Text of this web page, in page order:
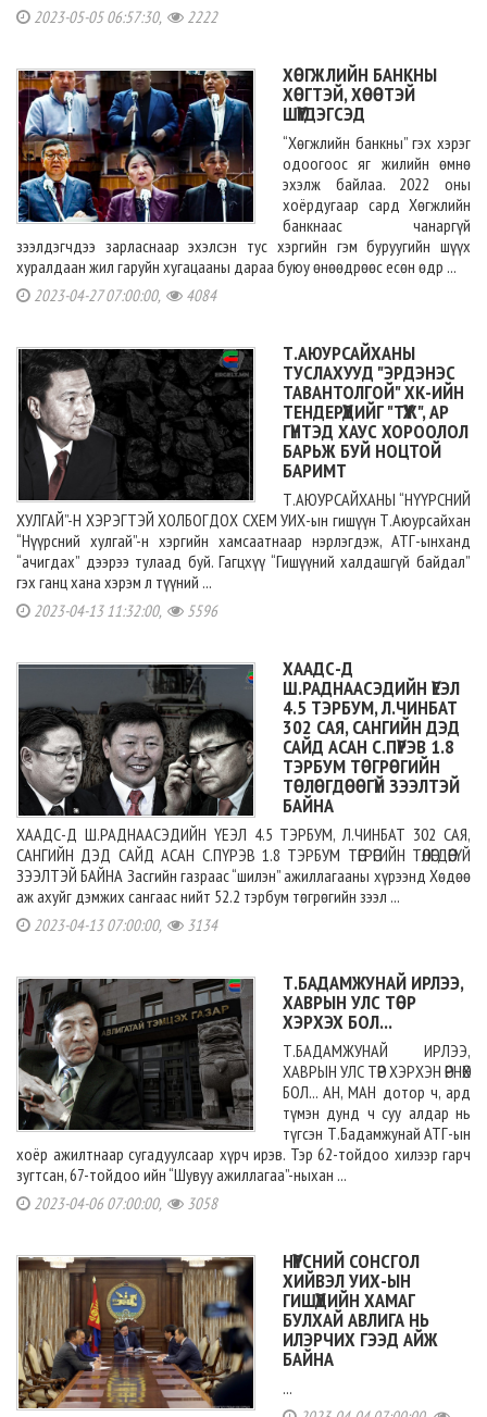
2023-05-05 06:57:30, 2222
ХӨГЖЛИЙН БАНКНЫ
ХӨГТЭЙ, ХӨӨТЭЙ
ШҮҮГДЭГСЭД
“Хөгжлийн банкны” гэх хэрэг
одоогоос яг жилийн өмнө
эхэлж байлаа. 2022 оны
хоёрдугаар сард Хөгжлийн
банкнаас чанаргүй
зээлдэгчдээ зарласнаар эхэлсэн тус хэргийн гэм буруугийн шүүх
хуралдаан жил гаруйн хугацааны дараа буюу өнөөдрөөс есөн өдр ...
2023-04-27 07:00:00, 4084
Т.АЮУРСАЙХАНЫ
ТУСЛАХУУД "ЭРДЭНЭС
ТАВАНТОЛГОЙ" ХК-ИЙН
ТЕНДЕРҮҮДИЙГ "ТҮҮЖ", АР
ГҮНТЭД ХАУС ХОРООЛОЛ
БАРЬЖ БУЙ НОЦТОЙ
БАРИМТ
Т.АЮУРСАЙХАНЫ “НҮҮРСНИЙ
ХУЛГАЙ”-Н ХЭРЭГТЭЙ ХОЛБОГДОХ СХЕМ УИХ-ын гишүүн Т.Аюурсайхан
“Нүүрсний хулгай”-н хэргийн хамсаатнаар нэрлэгдэж, АТГ-ынханд
“ачигдах” дээрээ тулаад буй. Гагцхүү “Гишүүний халдашгүй байдал”
гэх ганц хана хэрэм л түүний ...
2023-04-13 11:32:00, 5596
ХААДС-Д
Ш.РАДНААСЭДИЙН ҮЕЭЛ
4.5 ТЭРБУМ, Л.ЧИНБАТ
302 САЯ, САНГИЙН ДЭД
САЙД АСАН С.ПҮРЭВ 1.8
ТЭРБУМ ТӨГРӨГИЙН
ТӨЛӨГДӨӨГҮЙ ЗЭЭЛТЭЙ
БАЙНА
ХААДС-Д Ш.РАДНААСЭДИЙН ҮЕЭЛ 4.5 ТЭРБУМ, Л.ЧИНБАТ 302 САЯ,
САНГИЙН ДЭД САЙД АСАН С.ПҮРЭВ 1.8 ТЭРБУМ ТӨГРӨГИЙН ТӨЛӨГДӨӨГҮЙ
ЗЭЭЛТЭЙ БАЙНА Засгийн газраас “шилэн” ажиллагааны хүрээнд Хөдөө
аж ахуйг дэмжих сангаас нийт 52.2 тэрбум төгрөгийн зээл ...
2023-04-13 07:00:00, 3134
Т.БАДАМЖУНАЙ ИРЛЭЭ,
ХАВРЫН УЛС ТӨР
ХЭРХЭХ БОЛ...
Т.БАДАМЖУНАЙ ИРЛЭЭ,
ХАВРЫН УЛС ТӨР ХЭРХЭН ӨРНӨХ
БОЛ... АН, МАН дотор ч, ард
түмэн дунд ч суу алдар нь
түгсэн Т.Бадамжунай АТГ-ын
хоёр ажилтнаар сугадуулсаар хүрч ирэв. Тэр 62-тойдоо хилээр гарч
зугтсан, 67-тойдоо ийн “Шувуу ажиллагаа”-ныхан ...
2023-04-06 07:00:00, 3058
НҮҮРСНИЙ СОНСГОЛ
ХИЙВЭЛ УИХ-ЫН
ГИШҮҮДИЙН ХАМАГ
БУЛХАЙ АВЛИГА НЬ
ИЛЭРЧИХ ГЭЭД АЙЖ
БАЙНА
...